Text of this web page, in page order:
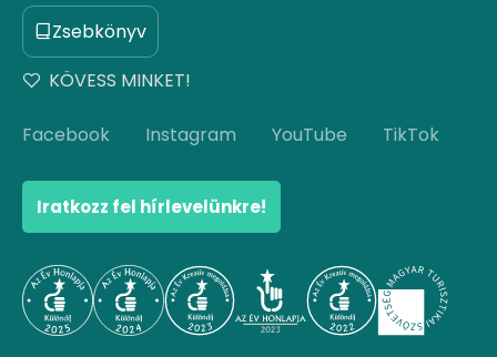
Zsebkönyv
KÖVESS MINKET!
Facebook Instagram YouTube TikTok
Iratkozz fel hírlevelünkre!